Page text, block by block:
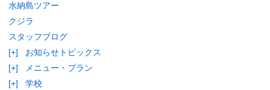
水納島ツアー
クジラ
スタッフブログ
[+]
お知らせトピックス
[+]
メニュー・プラン
[+]
学校